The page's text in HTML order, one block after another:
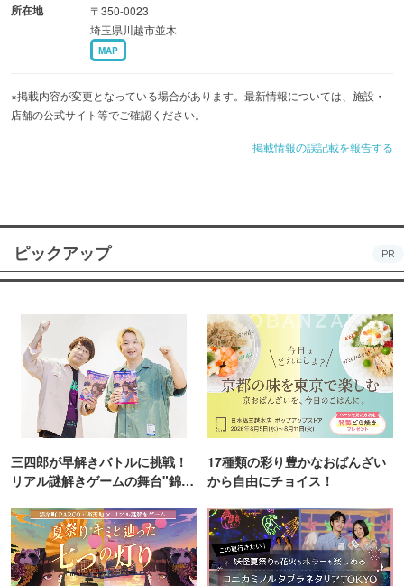
所在地
〒350-0023
埼玉県川越市並木
MAP
※掲載内容が変更となっている場合があります。最新情報については、施設・
店舗の公式サイト等でご確認ください。
掲載情報の誤記載を報告する
ピックアップ PR
三四郎が早解きバトルに挑戦！
リアル謎解きゲームの舞台"錦糸
17種類の彩り豊かなおばんざい
から自由にチョイス！